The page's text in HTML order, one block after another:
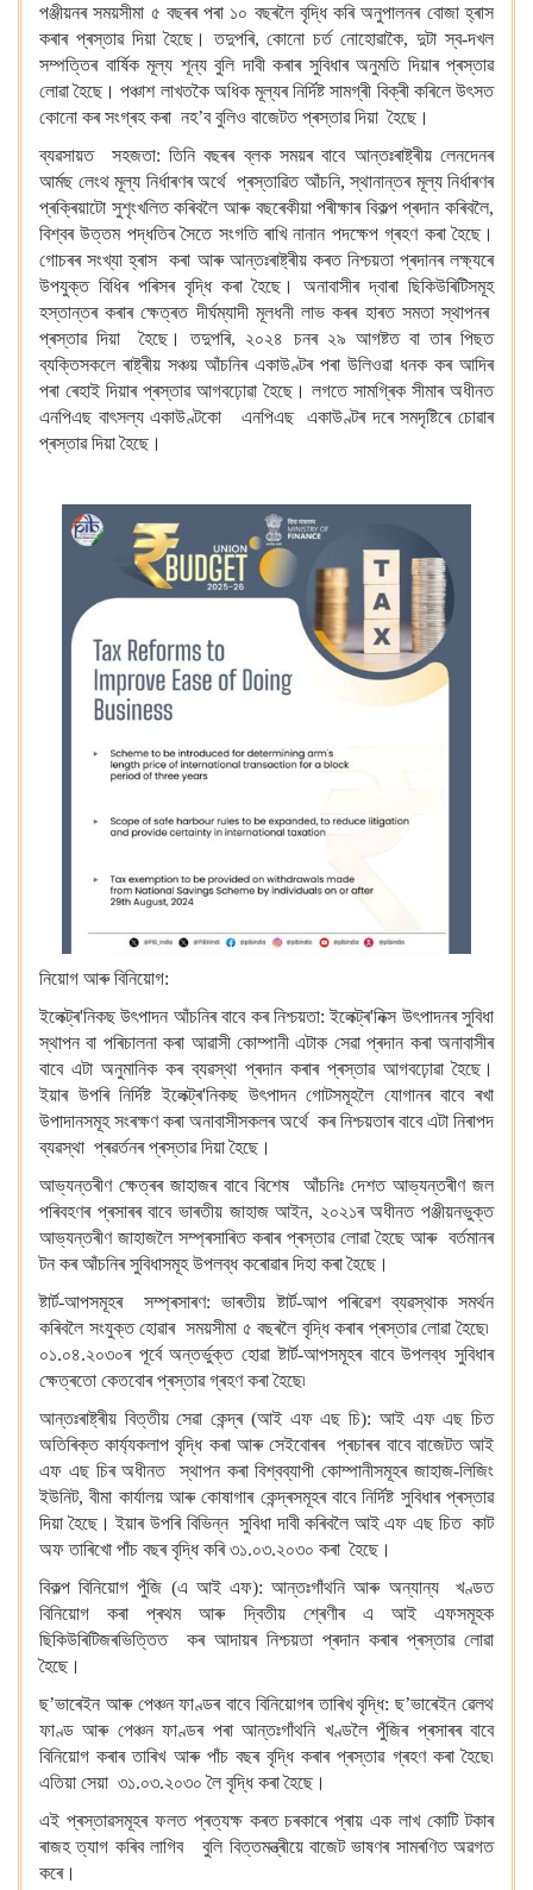
পঞ্জীয়নৰ সময়সীমা ৫ বছৰৰ পৰা ১০ বছৰলৈ বৃদ্ধি কৰি অনুপালনৰ বোজা হ্ৰাস
কৰাৰ প্ৰস্তাৱ দিয়া হৈছে। তদুপৰি, কোনো চৰ্ত নোহোৱাকৈ, দুটা স্ব-দখল
সম্পত্তিৰ বাৰ্ষিক মূল্য শূন্য বুলি দাবী কৰাৰ সুবিধাৰ অনুমতি দিয়াৰ প্ৰস্তাৱ
লোৱা হৈছে। পঞ্চাশ লাখতকৈ অধিক মূল্যৰ নিৰ্দিষ্ট সামগ্ৰী বিক্ৰী কৰিলে উৎসত
কোনো কৰ সংগ্ৰহ কৰা নহ’ব বুলিও বাজেটত প্ৰস্তাৱ দিয়া হৈছে।
ব্যৱসায়ত সহজতা: তিনি বছৰৰ ব্লক সময়ৰ বাবে আন্তঃৰাষ্ট্ৰীয় লেনদেনৰ
আৰ্মছ লেংথ মূল্য নিৰ্ধাৰণৰ অৰ্থে প্ৰস্তাৱিত আঁচনি, স্থানান্তৰ মূল্য নিৰ্ধাৰণৰ
প্ৰক্ৰিয়াটো সুশৃংখলিত কৰিবলৈ আৰু বছৰেকীয়া পৰীক্ষাৰ বিকল্প প্ৰদান কৰিবলৈ,
বিশ্বৰ উত্তম পদ্ধতিৰ সৈতে সংগতি ৰাখি নানান পদক্ষেপ গ্ৰহণ কৰা হৈছে।
গোচৰৰ সংখ্যা হ্ৰাস কৰা আৰু আন্তঃৰাষ্ট্ৰীয় কৰত নিশ্চয়তা প্ৰদানৰ লক্ষ্যৰে
উপযুক্ত বিধিৰ পৰিসৰ বৃদ্ধি কৰা হৈছে। অনাবাসীৰ দ্বাৰা ছিকিউৰিটিসমূহ
হস্তান্তৰ কৰাৰ ক্ষেত্ৰত দীৰ্ঘম্যাদী মূলধনী লাভ কৰৰ হাৰত সমতা স্থাপনৰ
প্ৰস্তাৱ দিয়া হৈছে। তদুপৰি, ২০২৪ চনৰ ২৯ আগষ্টত বা তাৰ পিছত
ব্যক্তিসকলে ৰাষ্ট্ৰীয় সঞ্চয় আঁচনিৰ একাউণ্টৰ পৰা উলিওৱা ধনক কৰ আদিৰ
পৰা ৰেহাই দিয়াৰ প্ৰস্তাৱ আগবঢ়োৱা হৈছে। লগতে সামগ্ৰিক সীমাৰ অধীনত
এনপিএছ বাৎসল্য একাউণ্টকো এনপিএছ একাউণ্টৰ দৰে সমদৃষ্টিৰে চোৱাৰ
প্ৰস্তাৱ দিয়া হৈছে।
নিয়োগ আৰু বিনিয়োগ:
ইলেক্ট্ৰ'নিকছ উৎপাদন আঁচনিৰ বাবে কৰ নিশ্চয়তা: ইলেক্ট্ৰ'নিক্স উৎপাদনৰ সুবিধা
স্থাপন বা পৰিচালনা কৰা আৱাসী কোম্পানী এটাক সেৱা প্ৰদান কৰা অনাবাসীৰ
বাবে এটা অনুমানিক কৰ ব্যৱস্থা প্ৰদান কৰাৰ প্ৰস্তাৱ আগবঢ়োৱা হৈছে।
ইয়াৰ উপৰি নিৰ্দিষ্ট ইলেক্ট্ৰ'নিকছ উৎপাদন গোটসমূহলৈ যোগানৰ বাবে ৰখা
উপাদানসমূহ সংৰক্ষণ কৰা অনাবাসীসকলৰ অৰ্থে কৰ নিশ্চয়তাৰ বাবে এটা নিৰাপদ
ব্যৱস্থা প্ৰৱৰ্তনৰ প্ৰস্তাৱ দিয়া হৈছে।
আভ্যন্তৰীণ ক্ষেত্ৰৰ জাহাজৰ বাবে বিশেষ আঁচনিঃ দেশত আভ্যন্তৰীণ জল
পৰিবহণৰ প্ৰসাৰৰ বাবে ভাৰতীয় জাহাজ আইন, ২০২১ৰ অধীনত পঞ্জীয়নভুক্ত
আভ্যন্তৰীণ জাহাজলৈ সম্প্ৰসাৰিত কৰাৰ প্ৰস্তাৱ লোৱা হৈছে আৰু বৰ্তমানৰ
টন কৰ আঁচনিৰ সুবিধাসমূহ উপলব্ধ কৰোৱাৰ দিহা কৰা হৈছে।
ষ্টাৰ্ট-আপসমূহৰ সম্প্ৰসাৰণ: ভাৰতীয় ষ্টাৰ্ট-আপ পৰিৱেশ ব্যৱস্থাক সমৰ্থন
কৰিবলৈ সংযুক্ত হোৱাৰ সময়সীমা ৫ বছৰলৈ বৃদ্ধি কৰাৰ প্ৰস্তাৱ লোৱা হৈছে৷
০১.০৪.২০৩০ৰ পূৰ্বে অন্তৰ্ভুক্ত হোৱা ষ্টাৰ্ট-আপসমূহৰ বাবে উপলব্ধ সুবিধাৰ
ক্ষেত্ৰতো কেতবোৰ প্ৰস্তাৱ গ্ৰহণ কৰা হৈছে৷
আন্তঃৰাষ্ট্ৰীয় বিত্তীয় সেৱা কেন্দ্ৰ (আই এফ এছ চি): আই এফ এছ চিত
অতিৰিক্ত কাৰ্য্যকলাপ বৃদ্ধি কৰা আৰু সেইবোৰৰ প্ৰচাৰৰ বাবে বাজেটত আই
এফ এছ চিৰ অধীনত স্থাপন কৰা বিশ্বব্যাপী কোম্পানীসমূহৰ জাহাজ-লিজিং
ইউনিট, বীমা কাৰ্যালয় আৰু কোষাগাৰ কেন্দ্ৰসমূহৰ বাবে নিৰ্দিষ্ট সুবিধাৰ প্ৰস্তাৱ
দিয়া হৈছে। ইয়াৰ উপৰি বিভিন্ন সুবিধা দাবী কৰিবলৈ আই এফ এছ চিত কাট
অফ তাৰিখো পাঁচ বছৰ বৃদ্ধি কৰি ৩১.০৩.২০৩০ কৰা হৈছে।
বিকল্প বিনিয়োগ পুঁজি (এ আই এফ): আন্তঃগাঁথনি আৰু অন্যান্য খণ্ডত
বিনিয়োগ কৰা প্ৰথম আৰু দ্বিতীয় শ্ৰেণীৰ এ আই এফসমূহক
ছিকিউৰিটিজৰভিত্তিত কৰ আদায়ৰ নিশ্চয়তা প্ৰদান কৰাৰ প্ৰস্তাৱ লোৱা
হৈছে।
ছ’ভাৰেইন আৰু পেঞ্চন ফাণ্ডৰ বাবে বিনিয়োগৰ তাৰিখ বৃদ্ধি: ছ’ভাৰেইন ৱেলথ
ফাণ্ড আৰু পেঞ্চন ফাণ্ডৰ পৰা আন্তঃগাঁথনি খণ্ডলৈ পুঁজিৰ প্ৰসাৰৰ বাবে
বিনিয়োগ কৰাৰ তাৰিখ আৰু পাঁচ বছৰ বৃদ্ধি কৰাৰ প্ৰস্তাৱ গ্ৰহণ কৰা হৈছে৷
এতিয়া সেয়া ৩১.০৩.২০৩০ লৈ বৃদ্ধি কৰা হৈছে।
এই প্ৰস্তাৱসমূহৰ ফলত প্ৰত্যক্ষ কৰত চৰকাৰে প্ৰায় এক লাখ কোটি টকাৰ
ৰাজহ ত্যাগ কৰিব লাগিব বুলি বিত্তমন্ত্ৰীয়ে বাজেট ভাষণৰ সামৰণিত অৱগত
কৰে।